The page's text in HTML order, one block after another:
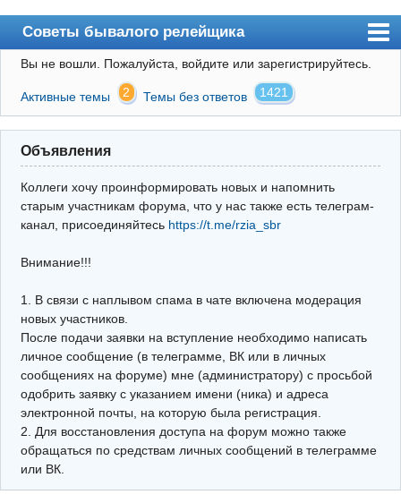
Советы бывалого релейщика
Форум
Правила
Поиск
Регистрация
Архив
Почта
Поиск релейщика
Видео РЗиА
Фотохостинг
Телеграм
Вы не вошли. Пожалуйста, войдите или зарегистрируйтесь.
Активные темы 2 Темы без ответов 1421
Объявления
Коллеги хочу проинформировать новых и напомнить
старым участникам форума, что у нас также есть телеграм-
канал, присоединяйтесь https://t.me/rzia_sbr
Внимание!!!
1. В связи с наплывом спама в чате включена модерация
новых участников.
После подачи заявки на вступление необходимо написать
личное сообщение (в телеграмме, ВК или в личных
сообщениях на форуме) мне (администратору) с просьбой
одобрить заявку с указанием имени (ника) и адреса
электронной почты, на которую была регистрация.
2. Для восстановления доступа на форум можно также
обращаться по средствам личных сообщений в телеграмме
или ВК.